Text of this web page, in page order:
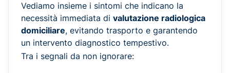
Vediamo insieme i sintomi che indicano la
necessità immediata di valutazione radiologica
domiciliare, evitando trasporto e garantendo
un intervento diagnostico tempestivo.
Tra i segnali da non ignorare: